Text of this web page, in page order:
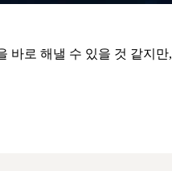
바로 해낼 수 있을 것 같지만,